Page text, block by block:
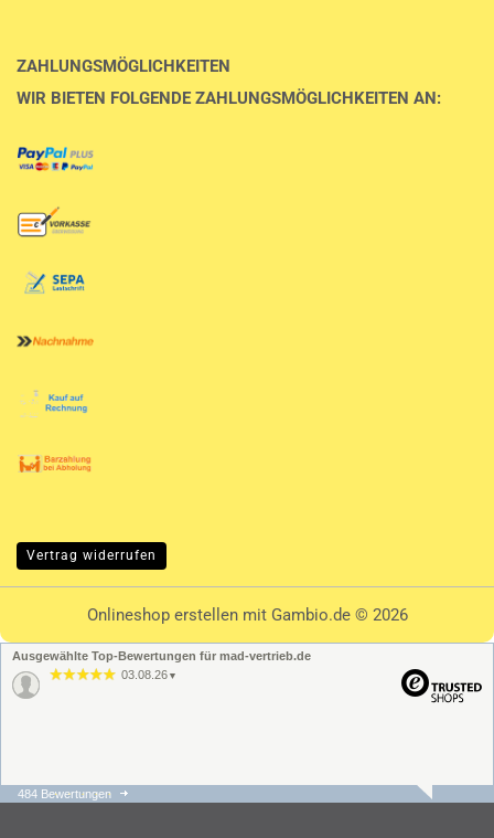
ZAHLUNGSMÖGLICHKEITEN
WIR BIETEN FOLGENDE ZAHLUNGSMÖGLICHKEITEN AN:
Vertrag widerrufen
Onlineshop erstellenmit Gambio.de © 2026
Ausgewählte Top-Bewertungen für mad-vertrieb.de
03.08.26 ▼
31.07.26
484 Bewertungen